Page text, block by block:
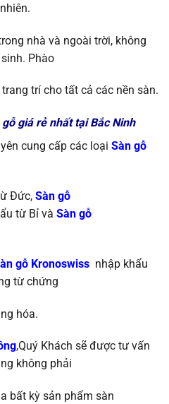
nhà và ngoài trời, không
Phào
trí cho tất cả các nền sàn.
giá rẻ nhất tại Bắc Ninh
cung cấp các loại Sàn gỗ
Đức, Sàn gỗ
từ Bỉ và Sàn gỗ
gỗ Kronoswiss nhập khẩu
từ chứng
hóa.
,Quý Khách sẽ được tư vấn
không phải
bất kỳ sản phẩm sàn